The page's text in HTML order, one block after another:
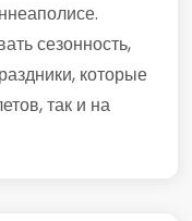
сезонность,
которые
так и на